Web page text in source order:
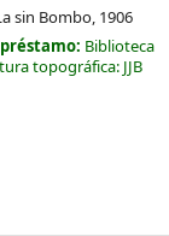
sin Bombo, 1906
Biblioteca
topográfica: JJB